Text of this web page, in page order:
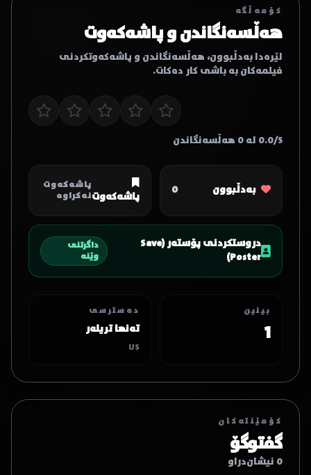
کۆمەڵگە
هەڵسەنگاندن و پاشەکەوت
لێرەدا بەدڵبوون، هەڵسەنگاندن و پاشەکەوتکردنی
فیلمەکان بە باشی کار دەکات.
0.0/5 لە 0 هەڵسەنگاندن
بەدڵبوون 0 پاشەکەوت
پاشەکەوت
نەکراوە
دروستکردنی پۆستەر (Save
Poster)
داگرتنی
وێنە
بینین
1
دەسترسی
تەنها تریلەر
US
کۆمێنتەکان
گفتوگۆ
0 نیشان‌دراو